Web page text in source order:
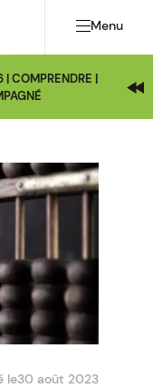
Menu
| COMPRENDRE |
le30 août 2023